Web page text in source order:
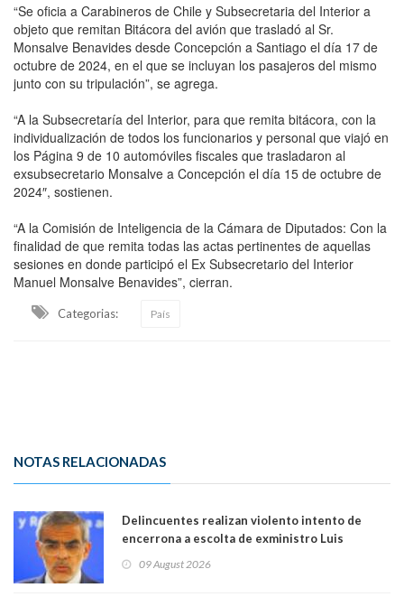
“Se oficia a Carabineros de Chile y Subsecretaria del Interior a
objeto que remitan Bitácora del avión que trasladó al Sr.
Monsalve Benavides desde Concepción a Santiago el día 17 de
octubre de 2024, en el que se incluyan los pasajeros del mismo
junto con su tripulación”, se agrega.
“A la Subsecretaría del Interior, para que remita bitácora, con la
individualización de todos los funcionarios y personal que viajó en
los Página 9 de 10 automóviles fiscales que trasladaron al
exsubsecretario Monsalve a Concepción el día 15 de octubre de
2024″, sostienen.
“A la Comisión de Inteligencia de la Cámara de Diputados: Con la
finalidad de que remita todas las actas pertinentes de aquellas
sesiones en donde participó el Ex Subsecretario del Interior
Manuel Monsalve Benavides”, cierran.
Categorias: País
NOTAS RELACIONADAS
Delincuentes realizan violento intento de
encerrona a escolta de exministro Luis
Lo Espejo
09 August 2026